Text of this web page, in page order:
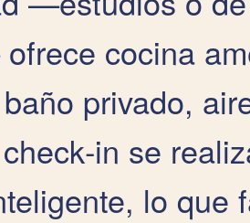
cocina
privado,
se
lo que